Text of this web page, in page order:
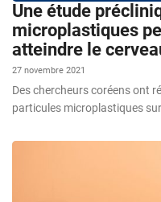
Une étude
microplastiques
atteindre le
27 novembre 2021
Des chercheurs coréens ont
particules microplastiques